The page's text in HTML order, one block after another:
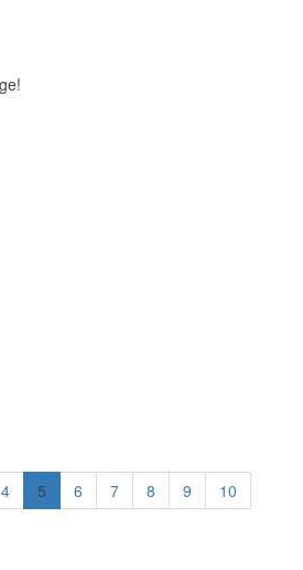
4 5 6 7 8 9
10